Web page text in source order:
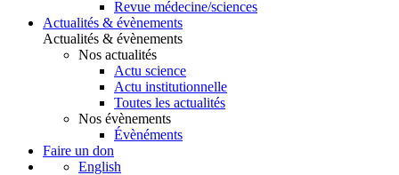
Revue médecine/sciences
Actualités & évènements
Actualités & évènements
Nos actualités
Actu science
Actu institutionnelle
Toutes les actualités
Nos évènements
Évènéments
Faire un don
English